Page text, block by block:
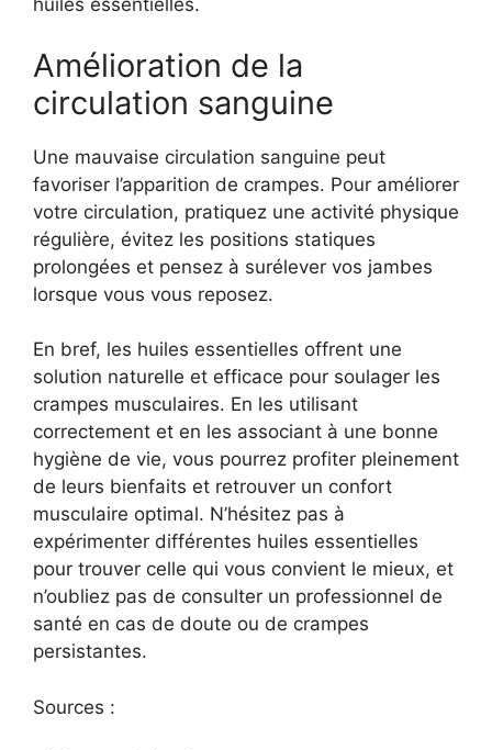
huiles essentielles.
Amélioration de la
circulation sanguine
Une mauvaise circulation sanguine peut
favoriser l’apparition de crampes. Pour améliorer
votre circulation, pratiquez une activité physique
régulière, évitez les positions statiques
prolongées et pensez à surélever vos jambes
lorsque vous vous reposez.
En bref, les huiles essentielles offrent une
solution naturelle et efficace pour soulager les
crampes musculaires. En les utilisant
correctement et en les associant à une bonne
hygiène de vie, vous pourrez profiter pleinement
de leurs bienfaits et retrouver un confort
musculaire optimal. N’hésitez pas à
expérimenter différentes huiles essentielles
pour trouver celle qui vous convient le mieux, et
n’oubliez pas de consulter un professionnel de
santé en cas de doute ou de crampes
persistantes.
Sources :